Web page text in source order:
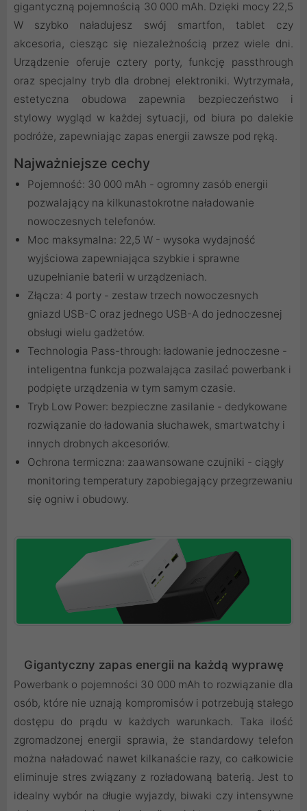
gigantyczną pojemnością 30 000 mAh. Dzięki mocy 22,5
W szybko naładujesz swój smartfon, tablet czy
akcesoria, ciesząc się niezależnością przez wiele dni.
Urządzenie oferuje cztery porty, funkcję passthrough
oraz specjalny tryb dla drobnej elektroniki. Wytrzymała,
estetyczna obudowa zapewnia bezpieczeństwo i
stylowy wygląd w każdej sytuacji, od biura po dalekie
podróże, zapewniając zapas energii zawsze pod ręką.
Najważniejsze cechy
Pojemność: 30 000 mAh - ogromny zasób energii
pozwalający na kilkunastokrotne naładowanie
nowoczesnych telefonów.
Moc maksymalna: 22,5 W - wysoka wydajność
wyjściowa zapewniająca szybkie i sprawne
uzupełnianie baterii w urządzeniach.
Złącza: 4 porty - zestaw trzech nowoczesnych
gniazd USB-C oraz jednego USB-A do jednoczesnej
obsługi wielu gadżetów.
Technologia Pass-through: ładowanie jednoczesne -
inteligentna funkcja pozwalająca zasilać powerbank i
podpięte urządzenia w tym samym czasie.
Tryb Low Power: bezpieczne zasilanie - dedykowane
rozwiązanie do ładowania słuchawek, smartwatchy i
innych drobnych akcesoriów.
Ochrona termiczna: zaawansowane czujniki - ciągły
monitoring temperatury zapobiegający przegrzewaniu
się ogniw i obudowy.
Gigantyczny zapas energii na każdą wyprawę
Powerbank o pojemności 30 000 mAh to rozwiązanie dla
osób, które nie uznają kompromisów i potrzebują stałego
dostępu do prądu w każdych warunkach. Taka ilość
zgromadzonej energii sprawia, że standardowy telefon
można naładować nawet kilkanaście razy, co całkowicie
eliminuje stres związany z rozładowaną baterią. Jest to
idealny wybór na długie wyjazdy, biwaki czy intensywne